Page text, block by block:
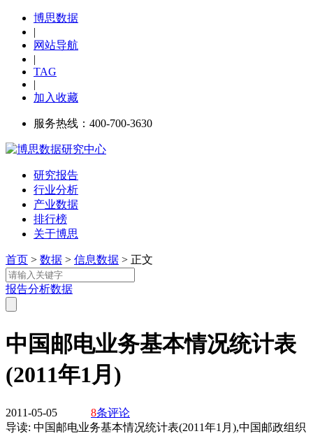
博思数据
|
网站导航
|
TAG
|
加入收藏
服务热线：400-700-3630
研究报告
行业分析
产业数据
排行榜
关于博思
首页 > 数据 > 信息数据 > 正文
报告分析数据
中国邮电业务基本情况统计表
(2011年1月)
2011-05-05 8条评论
导读: 中国邮电业务基本情况统计表(2011年1月),中国邮政组织